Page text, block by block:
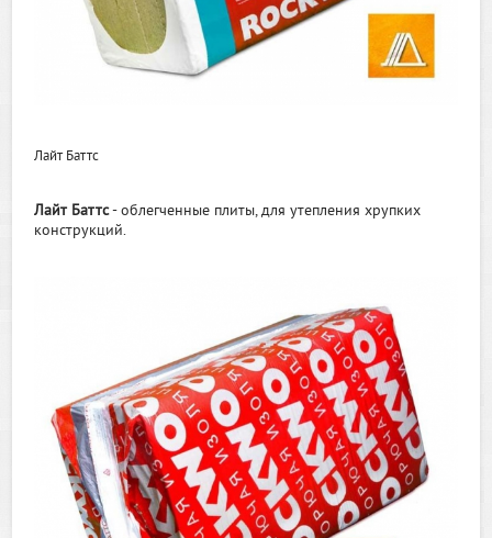
Лайт Баттс
Лайт Баттс- облегченные плиты, для утепления хрупких
конструкций.